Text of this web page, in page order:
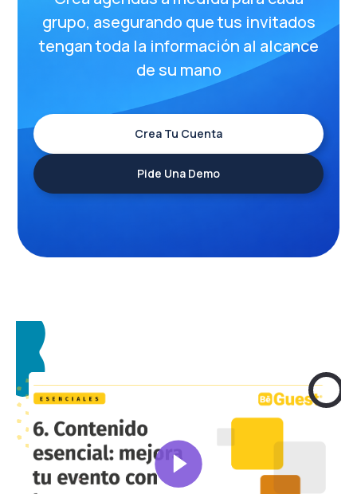
grupo, asegurando que tus invitados
tengan toda la información al alcance
de su mano
Crea Tu Cuenta
Pide Una Demo